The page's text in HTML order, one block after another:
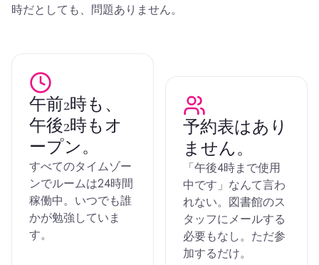
時だとしても、問題ありません。
午前2時も、
午後2時もオ
ープン。
すべてのタイムゾー
ンでルームは24時間
稼働中。いつでも誰
かが勉強していま
す。
予約表はあり
ません。
「午後4時まで使用
中です」なんて言わ
れない。図書館のス
タッフにメールする
必要もなし。ただ参
加するだけ。